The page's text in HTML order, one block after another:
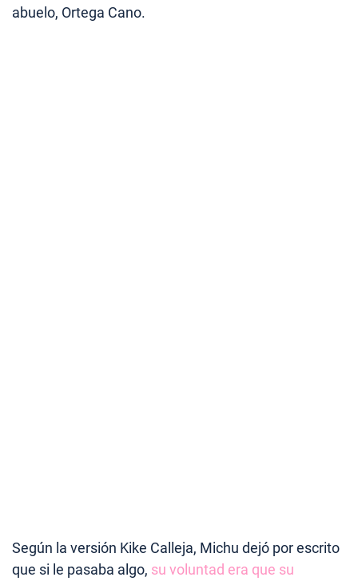
abuelo, Ortega Cano.
Según la versión Kike Calleja, Michu dejó por escrito
que si le pasaba algo, su voluntad era que su